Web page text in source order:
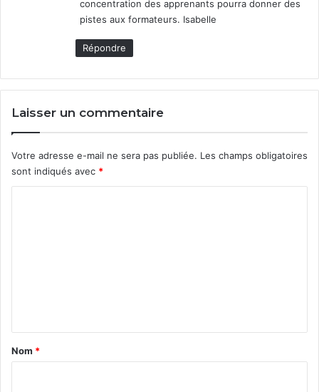
:
concentration des apprenants pourra donner des
pistes aux formateurs. Isabelle
Répondre
Laisser un commentaire
Votre adresse e-mail ne sera pas publiée. Les champs obligatoires
sont indiqués avec *
a
Nom *